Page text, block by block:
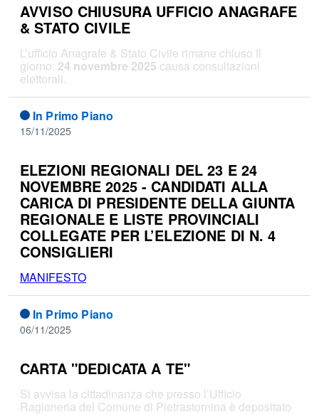
AVVISO CHIUSURA UFFICIO ANAGRAFE
& STATO CIVILE
L’ufficio Anagrafe & Stato Civile rimane chiuso Il
giorno: 24 novembre 2025 causa consultazioni
elettorali.
In Primo Piano
15/11/2025
ELEZIONI REGIONALI DEL 23 E 24
NOVEMBRE 2025 - CANDIDATI ALLA
CARICA DI PRESIDENTE DELLA GIUNTA
REGIONALE E LISTE PROVINCIALI
COLLEGATE PER L’ELEZIONE DI N. 4
CONSIGLIERI
MANIFESTO
In Primo Piano
06/11/2025
CARTA "DEDICATA A TE"
Si avvisa la cittadinanza che presso l’Ufficio
Ragioneria del Comune di Pietrastornina è depositato